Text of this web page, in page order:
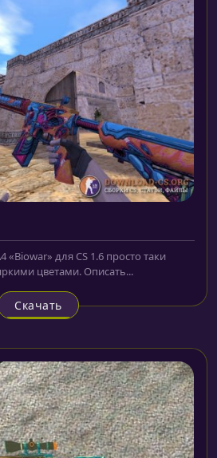
для CS 1.6 просто таки
цветами. Описать...
Скачать